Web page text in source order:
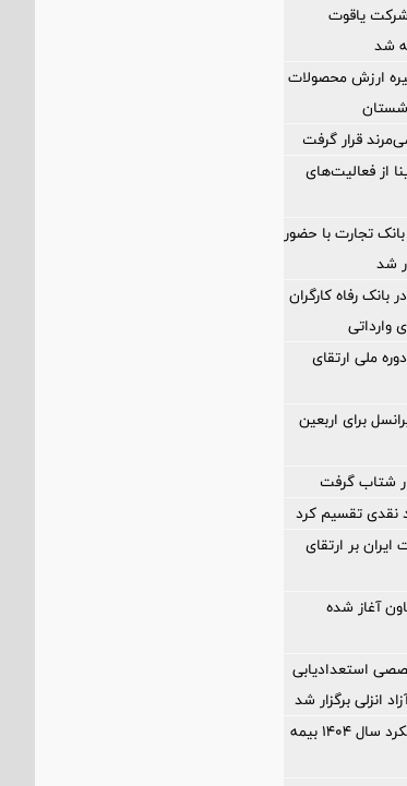
شرکت یاقوت
شد
ارزش محصولات
شستان
قرار گرفت
از فعالیت‌های
تجارت با حضور
رفاه کارگران
وارداتی
ملی ارتقای
برای اربعین
شتاب گرفت
بر ارتقای
آغاز شده
استعدادیابی
انزلی برگزار شد
مهر تایید سهامداران بر عملكرد سال ۱۴۰۴ بیمه